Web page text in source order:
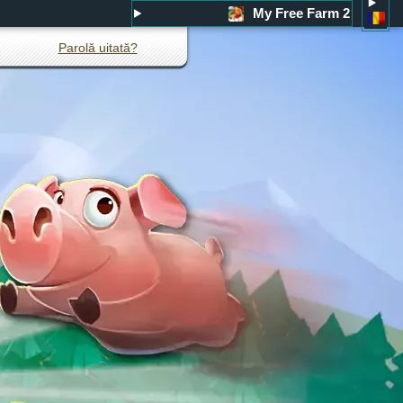
My Free Farm 2
Parolă uitată?